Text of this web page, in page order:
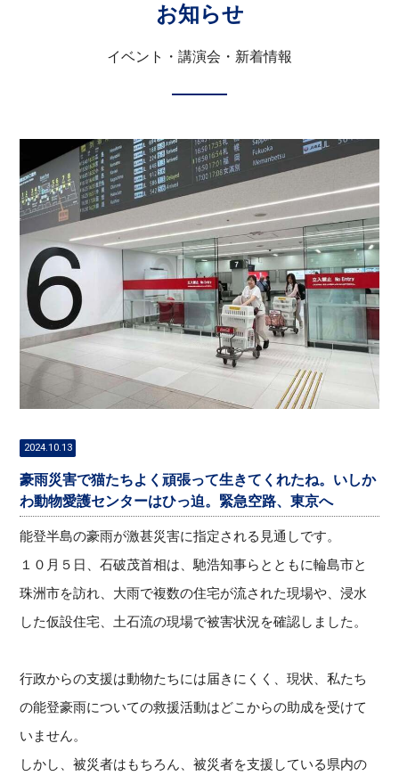
お知らせ
イベント・講演会・新着情報
2024.10.13
豪雨災害で猫たちよく頑張って生きてくれたね。いしか
わ動物愛護センターはひっ迫。緊急空路、東京へ
能登半島の豪雨が激甚災害に指定される見通しです。
１０月５日、石破茂首相は、馳浩知事らとともに輪島市と
珠洲市を訪れ、 大雨で複数の住宅が流された現場や、浸水
した仮設住宅、土石流の現場で被害状況を確認しました。
行政からの支援は動物たちには届きにくく、現状、私たち
の能登豪雨についての救援活動はどこからの助成を受けて
い ません。
しかし、被災者はもちろん、被災者を支援している県内の